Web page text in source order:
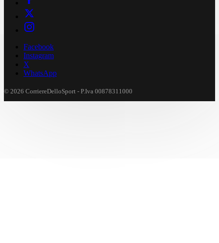
Facebook
Instagram
X
WhatsApp
© 2026 CorriereDelloSport - P.Iva 00878311000